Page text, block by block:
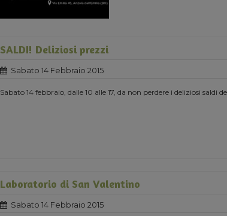
SALDI! Deliziosi prezzi
Sabato 14 Febbraio 2015
Sabato 14 febbraio, dalle 10 alle 17, da non perdere i deliziosi saldi
Laboratorio di San Valentino
Sabato 14 Febbraio 2015